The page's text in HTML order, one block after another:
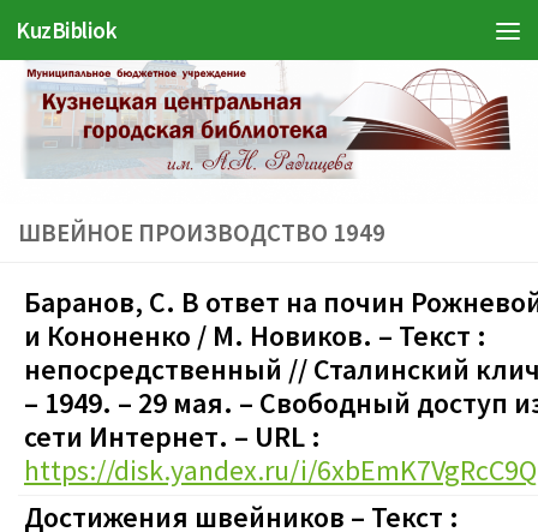
Перейти к содержимому
KuzBibliok
ШВЕЙНОЕ ПРОИЗВОДСТВО 1949
Баранов, С. В ответ на почин
и Кононенко / М. Новиков. – Текст :
непосредственный // Сталинский
– 1949. – 29 мая. – Свободный доступ
сети Интернет. – URL :
https://disk.yandex.ru/i/6xbEmK7VgRcC9Q
Достижения швейников – Текст :